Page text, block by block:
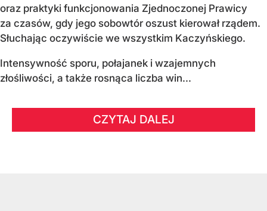
oraz praktyki funkcjonowania Zjednoczonej Prawicy
za czasów, gdy jego sobowtór oszust kierował rządem.
Słuchając oczywiście we wszystkim Kaczyńskiego.
Intensywność sporu, połajanek i wzajemnych
złośliwości, a także rosnąca liczba win...
CZYTAJ DALEJ